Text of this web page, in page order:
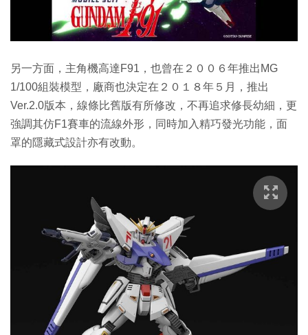
另一方面，主角機高達F91，也曾在２００６年推出MG
1/100組裝模型，廠商也決定在２０１８年５月，推出
Ver.2.0版本，線條比舊版有所修改，不再追求修長幼細，更
強調其仿F1賽車的流線外形，同時加入精巧發光功能，面
罩的隱藏式設計亦有改動。